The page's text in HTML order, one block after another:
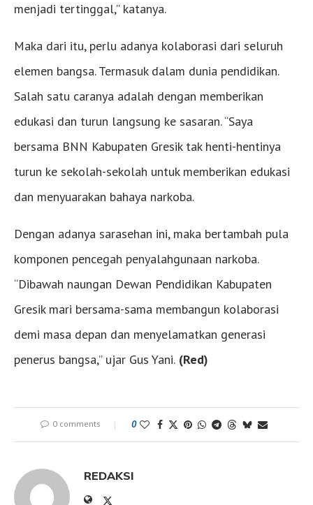
menjadi tertinggal,” katanya.
Maka dari itu, perlu adanya kolaborasi dari seluruh
elemen bangsa. Termasuk dalam dunia pendidikan.
Salah satu caranya adalah dengan memberikan
edukasi dan turun langsung ke sasaran. “Saya
bersama BNN Kabupaten Gresik tak henti-hentinya
turun ke sekolah-sekolah untuk memberikan edukasi
dan menyuarakan bahaya narkoba.
Dengan adanya sarasehan ini, maka bertambah pula
komponen pencegah penyalahgunaan narkoba.
“Dibawah naungan Dewan Pendidikan Kabupaten
Gresik mari bersama-sama membangun kolaborasi
demi masa depan dan menyelamatkan generasi
penerus bangsa,” ujar Gus Yani. (Red)
0 comments 0
REDAKSI